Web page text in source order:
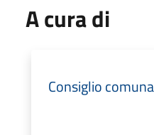
A cura di
Consiglio